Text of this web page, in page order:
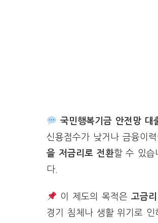
국민행복기금 안전망 대
신용점수가 낮거나 금융이
을 저금리로 전환할 수 있습
다.
이 제도의 목적은 고금
경기 침체나 생활 위기로 인